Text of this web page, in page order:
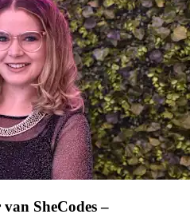
SheCodes –